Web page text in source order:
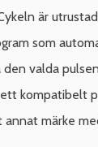
är
som
valda
kompatibelt
märke